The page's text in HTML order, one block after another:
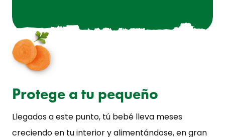
Protege a tu pequeño
Llegados a este punto, tú bebé lleva meses
creciendo en tu interior y alimentándose, en gran